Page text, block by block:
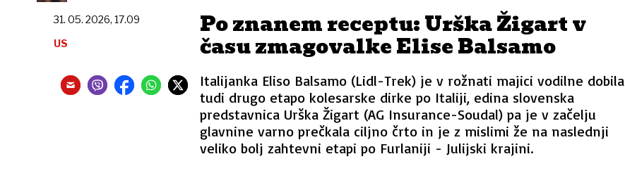
Po znanem receptu: Urška Žigart v
času zmagovalke Elise Balsamo
Italijanka Eliso Balsamo (Lidl-Trek) je v rožnati majici vodilne dobila
tudi drugo etapo kolesarske dirke po Italiji, edina slovenska
predstavnica Urška Žigart (AG Insurance-Soudal) pa je v začelju
glavnine varno prečkala ciljno črto in je z mislimi že na naslednji
veliko bolj zahtevni etapi po Furlaniji - Julijski krajini.
31. 05. 2026, 17.09
US